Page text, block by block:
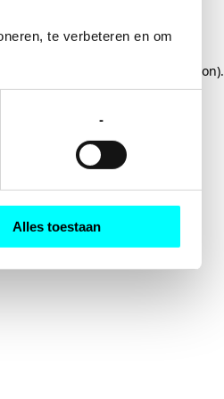
te verbeteren en om
-
Alles toestaan
for more information).